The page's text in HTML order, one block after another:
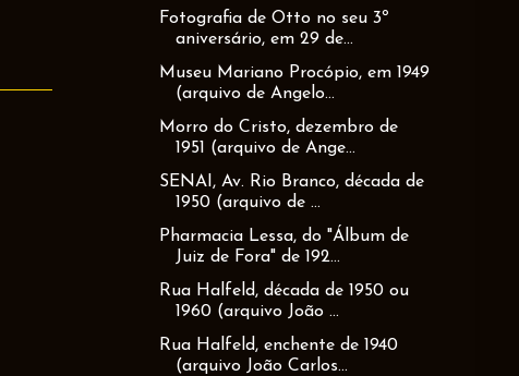
Fotografia de Otto no seu 3º
aniversário, em 29 de...
Museu Mariano Procópio, em 1949
(arquivo de Angelo...
Morro do Cristo, dezembro de
1951 (arquivo de Ange...
SENAI, Av. Rio Branco, década de
1950 (arquivo de ...
Pharmacia Lessa, do "Álbum de
Juiz de Fora" de 192...
Rua Halfeld, década de 1950 ou
1960 (arquivo João ...
Rua Halfeld, enchente de 1940
(arquivo João Carlos...